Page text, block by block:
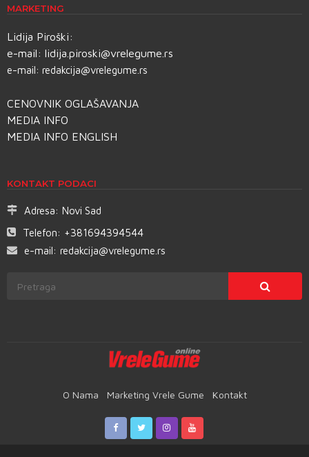
MARKETING
Lidija Piroški:
e-mail: lidija.piroski@vrelegume.rs
e-mail: redakcija@vrelegume.rs
CENOVNIK OGLAŠAVANJA
MEDIA INFO
MEDIA INFO ENGLISH
KONTAKT PODACI
Adresa: Novi Sad
Telefon: +381694394544
e-mail: redakcija@vrelegume.rs
O Nama Marketing Vrele Gume Kontakt